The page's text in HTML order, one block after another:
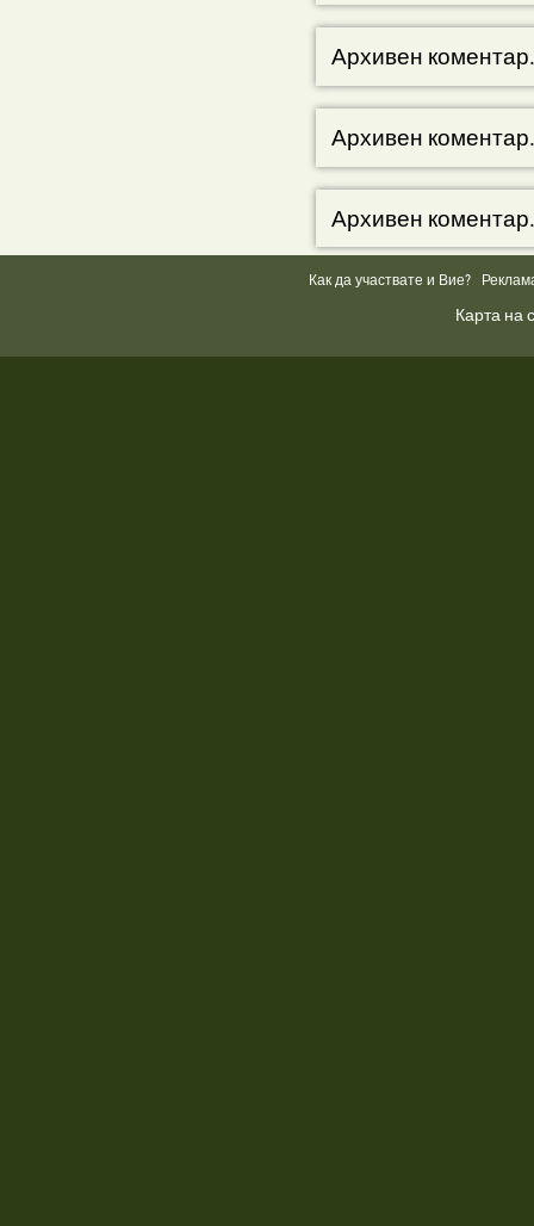
Архивен коментар.
Архивен коментар.
Архивен коментар.
Как да участвате и Вие?
Карта на